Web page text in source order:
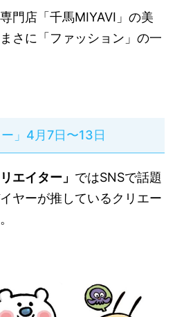
門店「千馬MIYAVI」の美
さに「ファッション」の一
」4月7日〜13日
エイター」 ではSNSで話題
ヤーが推しているクリエー